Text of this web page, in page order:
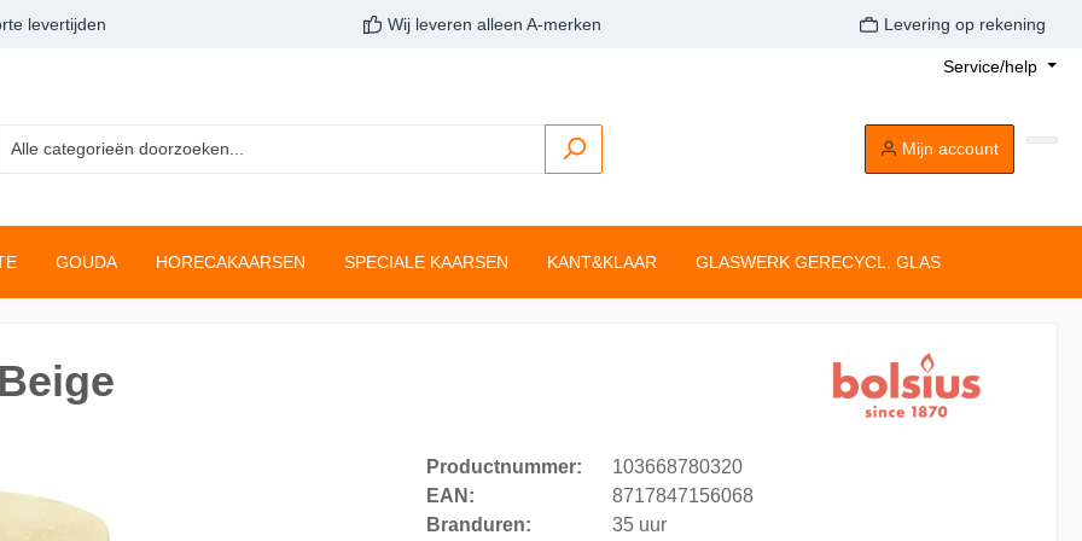
levertijden Wij leveren alleen A-merken Levering op rekening
Service/help
Mijn account
GOUDA HORECAKAARSEN SPECIALE KAARSEN KANT&KLAAR GLASWERK GERECYCL. GLAS
Clean Light
Stompkaarsen
Productnummer:
103668780320
EAN:
8717847156068
Branduren:
35 uur